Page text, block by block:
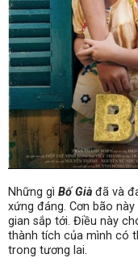
Những gì Bố Già đã và
xứng đáng. Cơn bão
gian sắp tới. Điều này
thành tích của mình có
trong tương lai.